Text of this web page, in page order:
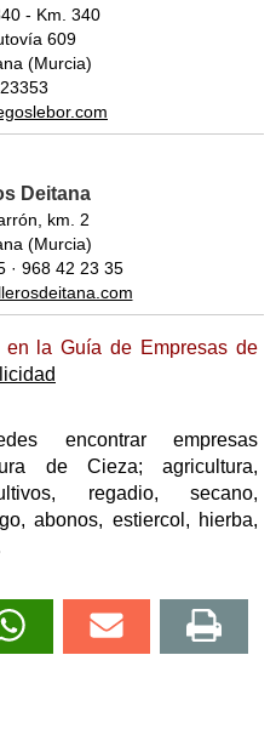
- Km. 340
609
(Murcia)
Deitana
km. 2
(Murcia)
· 968 42 23 35
en la Guía de Empresas de
encontrar empresas
de Cieza; agricultura,
regadio, secano,
abonos, estiercol, hierba,